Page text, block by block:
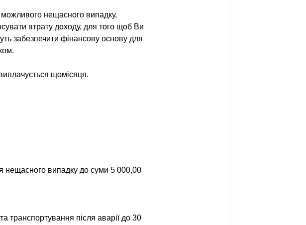
можливого нещасного випадку,
втрату доходу, для того щоб Ви
забезпечити фінансову основу для
щомісяця.
нещасного випадку до суми 5 000,00
транспортування після аварії до 30